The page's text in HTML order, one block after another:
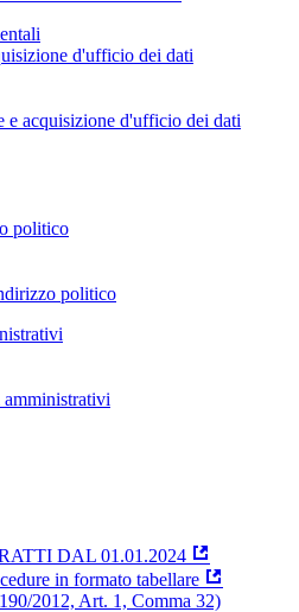
d'ufficio dei dati
e acquisizione d'ufficio dei dati
politico
politico
DAL 01.01.2024
in formato tabellare
2012, Art. 1, Comma 32)